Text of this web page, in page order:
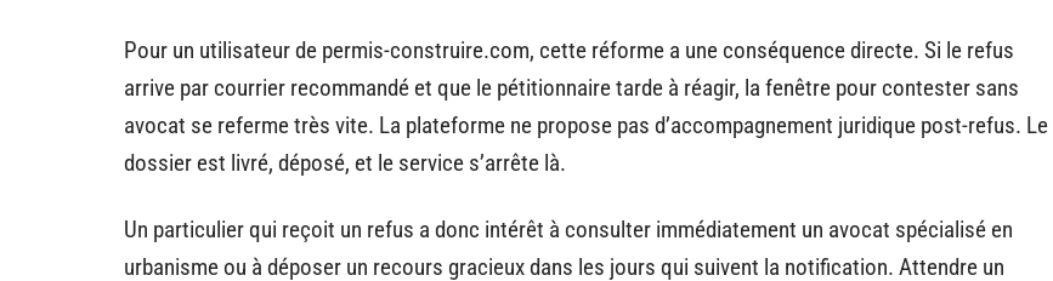
Pour un utilisateur de permis-construire.com, cette réforme a une conséquence directe. Si le refus
arrive par courrier recommandé et que le pétitionnaire tarde à réagir, la fenêtre pour contester sans
avocat se referme très vite. La plateforme ne propose pas d’accompagnement juridique post-refus. Le
dossier est livré, déposé, et le service s’arrête là.
Un particulier qui reçoit un refus a donc intérêt à consulter immédiatement un avocat spécialisé en
urbanisme ou à déposer un recours gracieux dans les jours qui suivent la notification. Attendre un